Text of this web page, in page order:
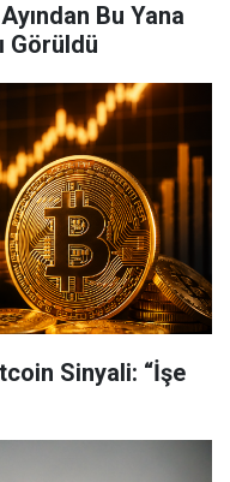
Bu Yana
Görüldü
Sinyali: “İşe